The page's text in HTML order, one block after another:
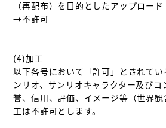
（再配布）を目的としたアップロード
→不許可
(4)加工
以下各号において「許可」とされて
ンリオ、サンリオキャラクター及び
誉、信用、評価、イメージ等（世界
工は不許可とします。